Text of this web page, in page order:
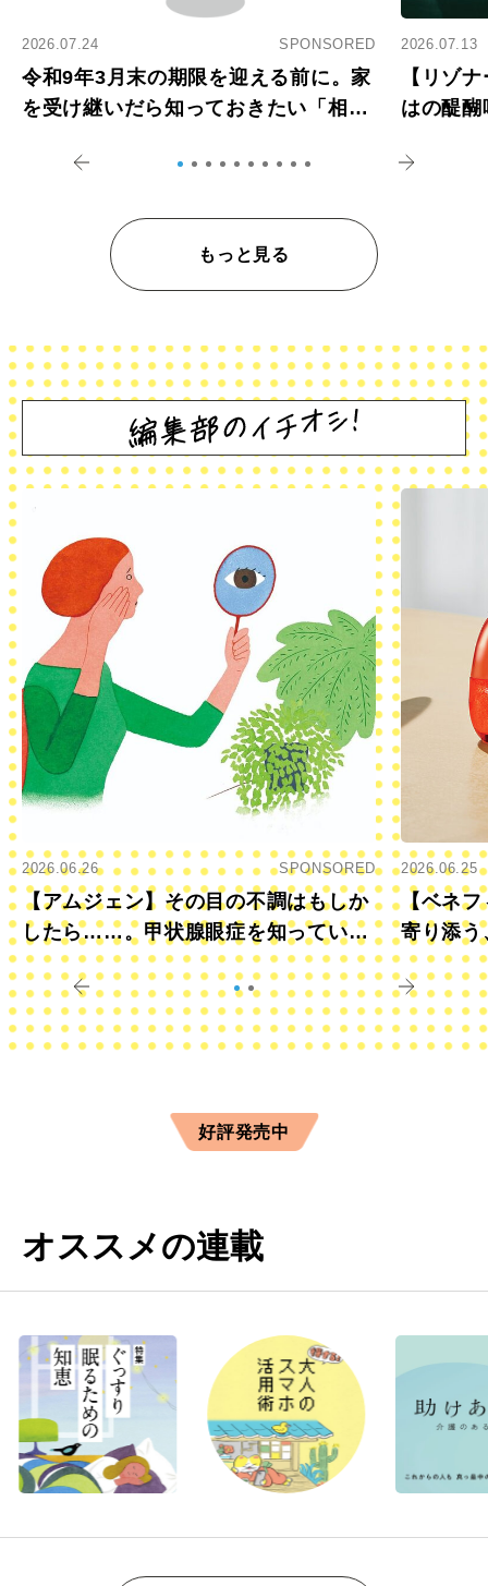
2026.07.24 SPONSORED
令和9年3月末の期限を迎える前に。家
を受け継いだら知っておきたい「相続
2026.07.13
【リゾ
はの醍
もっと見る
2026.06.26 SPONSORED
【アムジェン】その目の不調はもしか
したら……。甲状腺眼症を知っていま
すか？
2026.06.25
【ベネフ
寄り添う
きに
好評発売中
オススメの連載